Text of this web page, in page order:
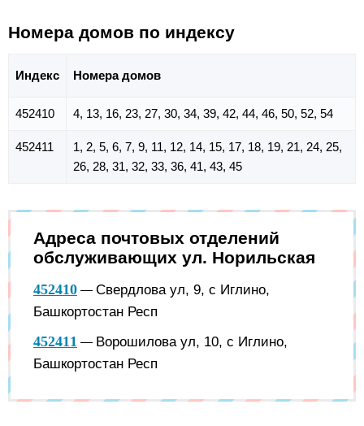
Номера домов по индексу
Индекс Номера домов
452410 4, 13, 16, 23, 27, 30, 34, 39, 42, 44, 46, 50, 52, 54
452411
1, 2, 5, 6, 7, 9, 11, 12, 14, 15, 17, 18, 19, 21, 24, 25,
26, 28, 31, 32, 33, 36, 41, 43, 45
Адреса почтовых отделений
обслуживающих ул. Норильская
452410 — Свердлова ул, 9, с Иглино,
Башкортостан Респ
452411 — Ворошилова ул, 10, с Иглино,
Башкортостан Респ